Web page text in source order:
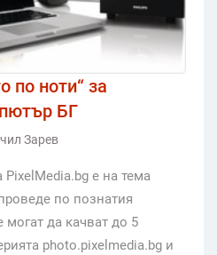
по ноти“ за
БГ
Зарев
е на тема
по познатия
могат да качват до 5
photo.pixelmedia.bg и